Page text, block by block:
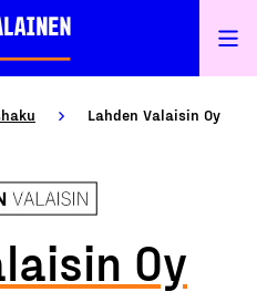
Lahden Valaisin Oy
Oy